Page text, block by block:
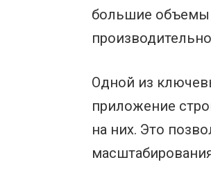
большие объемы
Одной из
приложение
на них. Это